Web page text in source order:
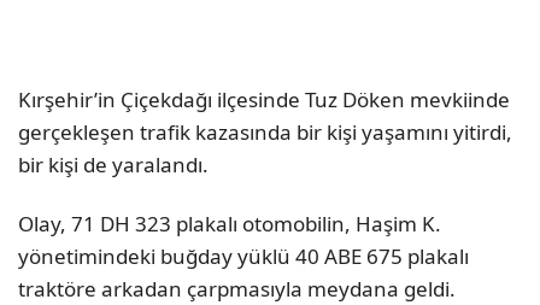
Kırşehir’in Çiçekdağı ilçesinde Tuz Döken mevkiinde
gerçekleşen trafik kazasında bir kişi yaşamını yitirdi,
bir kişi de yaralandı.
Olay, 71 DH 323 plakalı otomobilin, Haşim K.
yönetimindeki buğday yüklü 40 ABE 675 plakalı
traktöre arkadan çarpmasıyla meydana geldi.